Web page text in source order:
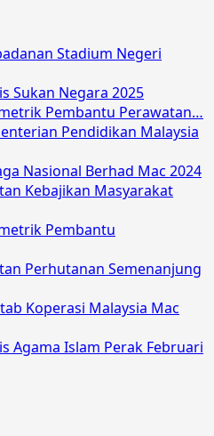
Stadium Negeri
Sukan Negara 2025
Pembantu Perawatan…
Pendidikan Malaysia
Nasional Berhad Mac 2024
Kebajikan Masyarakat
Pembantu
Perhutanan Semenanjung
Koperasi Malaysia Mac
Agama Islam Perak Februari